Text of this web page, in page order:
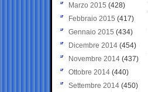
Marzo 2015 (428)
Febbraio 2015 (417)
Gennaio 2015 (434)
Dicembre 2014 (454)
Novembre 2014 (437)
Ottobre 2014 (440)
Settembre 2014 (450)